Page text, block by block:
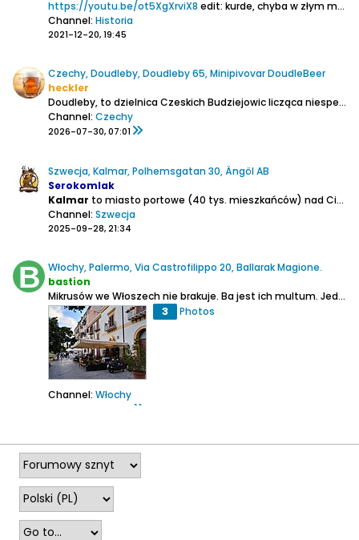
https://youtu.be/ot5XgXrviX8 edit: kurde, chyba w złym miejscu umieściłem, bardziej do historii by pasowało.
Channel: Historia
2021-12-20, 19:45
Czechy, Doudleby, Doudleby 65, Minipivovar DoudleBeer
heckler
Doudleby, to dzielnica Czeskich Budziejowic licząca niespełna 500 mieszkańców. To właśnie tam Radek Sedláček i Mirka Caplová zaczęli warzyć piwo dla swoich przyjaciół.
Channel: Czechy
2026-07-30, 07:01
Szwecja, Kalmar, Polhemsgatan 30, Ängöl AB
Serokomlak
Kalmar to miasto portowe (40 tys. mieszkańców) nad Cieśniną Kalmarską, znane z historii z Unii Kalmarskiej z 1397 r., wiążącej Szwecję, Danię i Norwegię unią personalną. W jej następstwie, na zamku w Kalmarze, koronowano władcę tych trzech królestw skandynawskich - Eryka Pomorskiego...
Channel: Szwecja
2025-09-28, 21:34
Włochy, Palermo, Via Castrofilippo 20, Ballarak Magione.
bastion
Mikrusów we Włoszech nie brakuje. Ba jest ich multum. Jednak w większości są to jakieś browarki umiejscowione w garażach na takich peryferiach, że dotarcie tam wymaga niezłego wysiłku. W przypadku Palermo, miasta turystycznego z pięknymi zabytkami, przed wyjazdem tam oczekiwałem ich może...
3 Photos
Channel: Włochy